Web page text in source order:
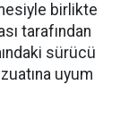
birlikte
tarafından
sürücü
uyum